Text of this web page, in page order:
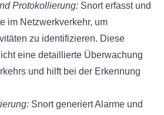
Protokollierung: Snort erfasst und
im Netzwerkverkehr, um
zu identifizieren. Diese
eine detaillierte Überwachung
und hilft bei der Erkennung
Snort generiert Alarme und